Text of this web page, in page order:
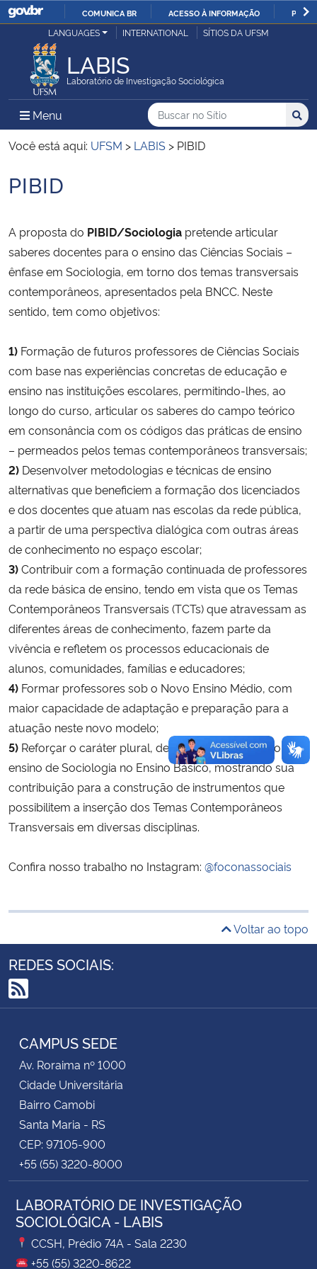
IR
COMUNICA BR ACESSO À INFORMAÇÃO
Ministério da Justiça e Segurança Pública
Ministério da Defesa
Ministério das Relações Exteriores
Ministério da Economia
Ministério da Agricultura, Pecuária e Abastecimento
Ministério da Educação
Ministério da Saúde
Ministério de Minas e Energia
Ministério da Ciência, Tecnologia, Inovações e Comunicações
Ministério do Meio Ambiente
Ministério do Turismo
Ministério do Desenvolvimento Regional
Controladoria-Geral da União
Ministério da Mulher, da Família e dos Direitos Humanos
Secretaria-Geral
Secretaria de Governo
Gabinete de Segurança Institucional
Banco Central do Brasil
LANGUAGES INTERNATIONAL SÍTIOS DA UFSM
LABIS
Laboratório de Investigação Sociológica
Menu Menu Principal do Sítio
Busca
Buscar no no Sítio
Busca:
Você está aqui: UFSM > LABIS > PIBID
Início do conteúdo
PIBID
A proposta do PIBID/Sociologia pretende articular
saberes docentes para o ensino das Ciências Sociais –
ênfase em Sociologia, em torno dos temas transversais
contemporâneos, apresentados pela BNCC. Neste
sentido, tem como objetivos:
1) Formação de futuros professores de Ciências Sociais
com base nas experiências concretas de educação e
ensino nas instituições escolares, permitindo-lhes, ao
longo do curso, articular os saberes do campo teórico
em consonância com os códigos das práticas de ensino
– permeados pelos temas contemporâneos transversais;
2) Desenvolver metodologias e técnicas de ensino
alternativas que beneficiem a formação dos licenciados
e dos docentes que atuam nas escolas da rede pública,
a partir de uma perspectiva dialógica com outras áreas
de conhecimento no espaço escolar;
3)Contribuir com a formação continuada de professores
da rede básica de ensino, tendo em vista que os Temas
Contemporâneos Transversais (TCTs) que atravessam as
diferentes áreas de conhecimento, fazem parte da
vivência e refletem os processos educacionais de
alunos, comunidades, famílias e educadores;
4) Formar professores sob o Novo Ensino Médio, com
maior capacidade de adaptação e preparação para a
atuação neste novo modelo;
5) Reforçar o caráter plural, democrático e científico do
ensino de Sociologia no Ensino Básico, mostrando sua
contribuição para a construção de instrumentos que
possibilitem a inserção dos Temas Contemporâneos
Transversais em diversas disciplinas.
Confira nosso trabalho no Instagram: @foconassociais
Voltar ao topo
REDES SOCIAIS:
RSS
CAMPUS SEDE
Av. Roraima nº 1000
Cidade Universitária
Bairro Camobi
Santa Maria - RS
CEP: 97105-900
+55 (55) 3220-8000
LABORATÓRIO DE INVESTIGAÇÃO
SOCIOLÓGICA - LABIS
CCSH, Prédio 74A - Sala 2230
+55 (55) 3220-8622